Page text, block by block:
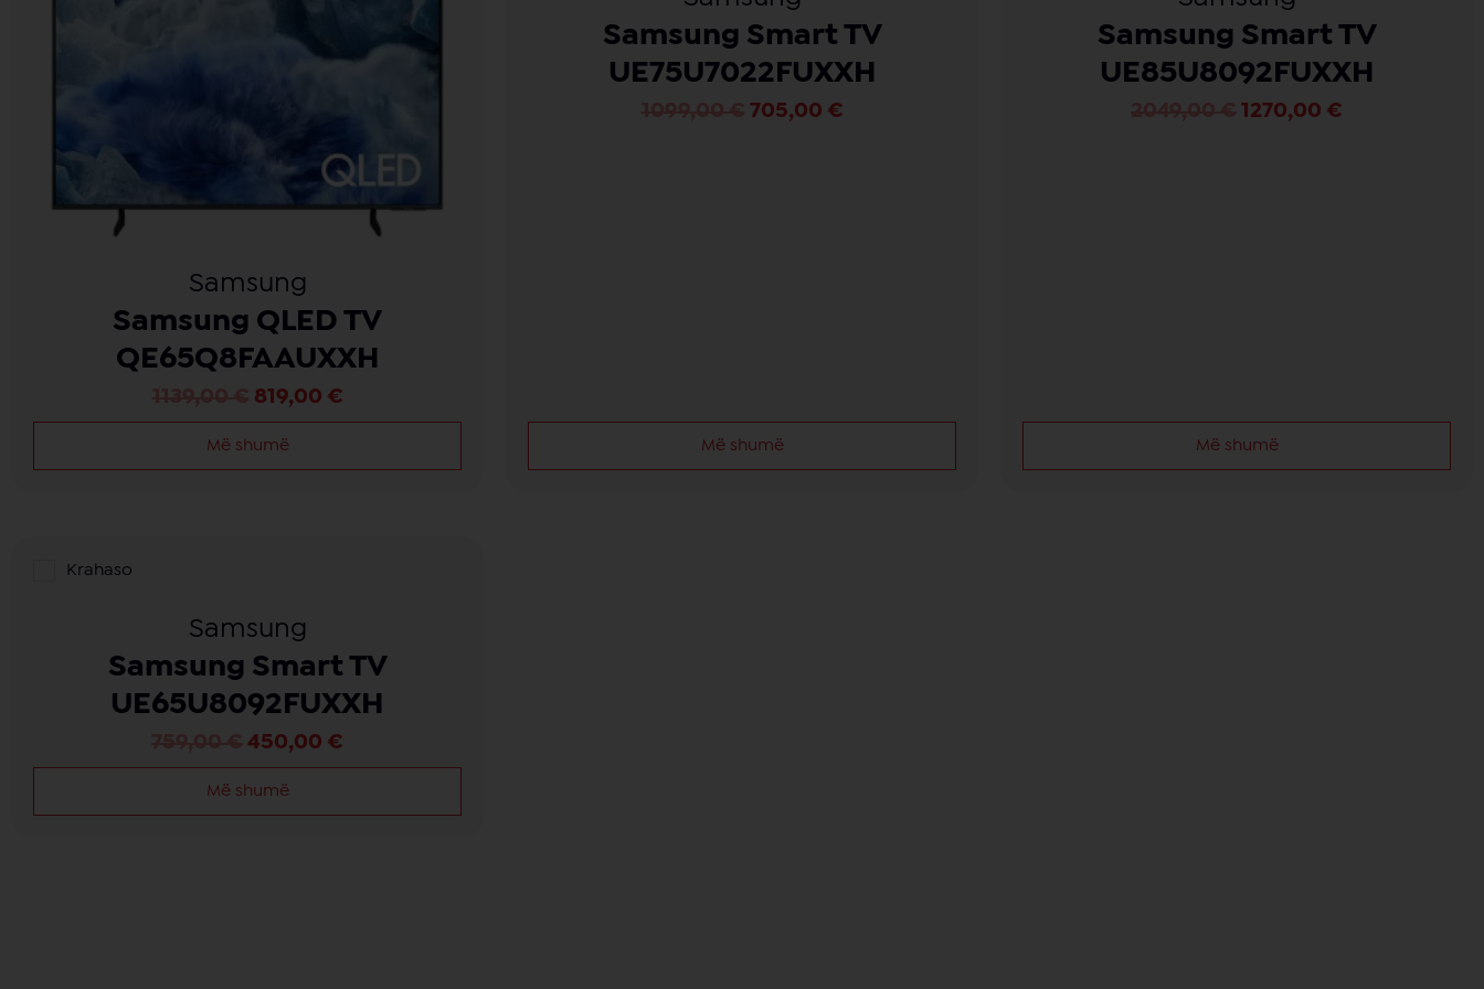
Samsung
Samsung QLED TV
QE65Q8FAAUXXH
819,00 €
Më shumë
Samsung Smart TV
UE75U7022FUXXH
705,00 €
Më shumë
Samsung Smart TV
UE85U8092FUXXH
1270,00 €
Më shumë
Krahaso
Samsung
Samsung Smart TV
UE65U8092FUXXH
450,00 €
Më shumë